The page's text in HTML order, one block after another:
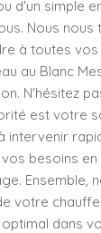
d'un simple
Nous nous
à toutes vos
au Blanc
N'hésitez
est votre
intervenir
besoins
Ensemble,
votre
dans